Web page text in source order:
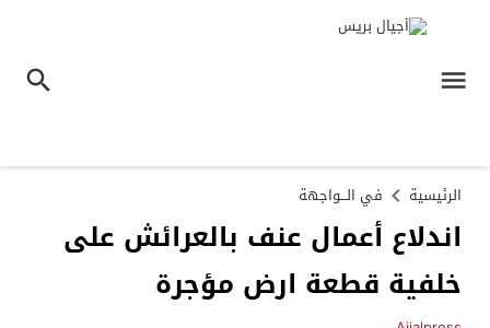
الرئيسية في الـــواجهة
اندلاع أعمال عنف بالعرائش على
خلفية قطعة ارض مؤجرة